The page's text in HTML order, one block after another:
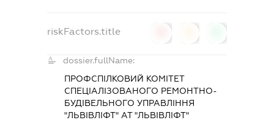
riskFactors.title
dossier.fullName:
ПРОФСПІЛКОВИЙ КОМІТЕТ
СПЕЦІАЛІЗОВАНОГО РЕМОНТНО-
БУДІВЕЛЬНОГО УПРАВЛІННЯ
"ЛЬВІВЛІФТ" АТ "ЛЬВІВЛІФТ"